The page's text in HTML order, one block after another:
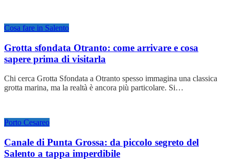
Cosa fare in Salento
Grotta sfondata Otranto: come arrivare e cosa
sapere prima di visitarla
Chi cerca Grotta Sfondata a Otranto spesso immagina una classica
grotta marina, ma la realtà è ancora più particolare. Si…
Porto Cesareo
Canale di Punta Grossa: da piccolo segreto del
Salento a tappa imperdibile